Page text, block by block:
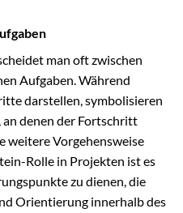
man oft zwischen
Aufgaben. Während
darstellen, symbolisieren
denen der Fortschritt
weitere Vorgehensweise
Rolle in Projekten ist es
zu dienen, die
Orientierung innerhalb des